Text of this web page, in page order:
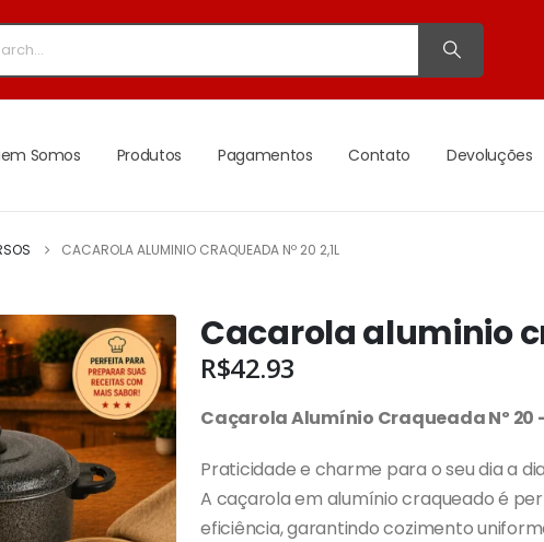
Somos Produtos Pagamentos Contato Devoluções
CACAROLA ALUMINIO CRAQUEADA Nº 20 2,1L
Cacarola aluminio
R$42.93
Caçarola Alumínio Craqueada Nº 20
Praticidade e charme para o seu dia a
A caçarola em alumínio craqueado é
eficiência, garantindo cozimento